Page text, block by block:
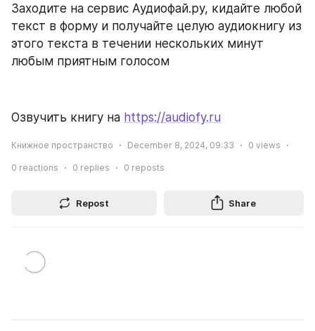
Заходите на сервис Аудиофай.ру, кидайте любой
текст в форму и получайте целую аудиокнигу из
этого текста в течении нескольких минут
любым приятным голосом
Озвучить книгу на https://audiofy.ru
Книжное пространство December 8, 2024, 09:33 0 views
0 reactions 0 replies 0 reposts
Repost Share